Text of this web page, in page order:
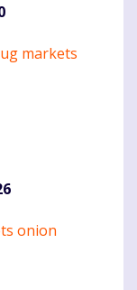
markets
onion